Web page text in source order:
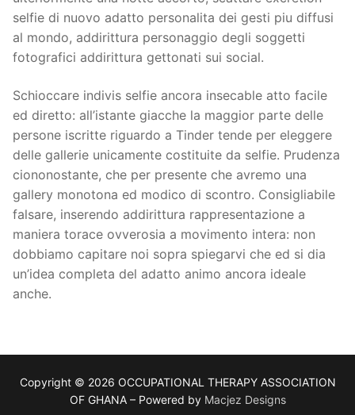
selfie di nuovo adatto personalita dei gesti piu diffusi
al mondo, addirittura personaggio degli soggetti
fotografici addirittura gettonati sui social.
Schioccare indivis selfie ancora insecable atto facile
ed diretto: all’istante giacche la maggior parte delle
persone iscritte riguardo a Tinder tende per eleggere
delle gallerie unicamente costituite da selfie. Prudenza
ciononostante, che per presente che avremo una
gallery monotona ed modico di scontro. Consigliabile
falsare, inserendo addirittura rappresentazione a
maniera torace ovverosia a movimento intera: non
dobbiamo capitare noi sopra spiegarvi che ed si dia
un’idea completa del adatto animo ancora ideale
anche.
Copyright © 2026 OCCUPATIONAL THERAPY ASSOCIATION
OF GHANA – Powered by Macjez Designs